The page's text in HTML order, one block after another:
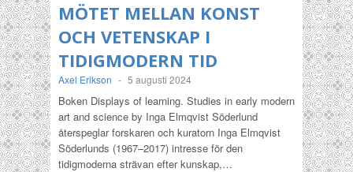
MÖTET MELLAN KONST
OCH VETENSKAP I
TIDIGMODERN TID
Axel Erikson - 5 augusti 2024
Boken Displays of learning. Studies in early modern
art and science by Inga Elmqvist Söderlund
återspeglar forskaren och kuratorn Inga Elmqvist
Söderlunds (1967–2017) intresse för den
tidigmoderna strävan efter kunskap,…